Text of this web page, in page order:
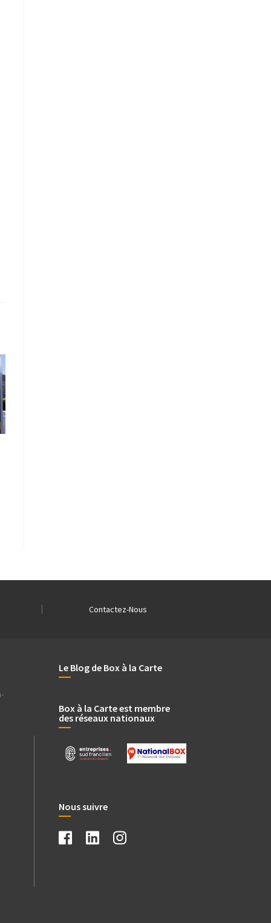
Contactez-Nous
Le Blog de Box à la Carte
Box à la Carte est membre
des réseaux nationaux
Nous suivre